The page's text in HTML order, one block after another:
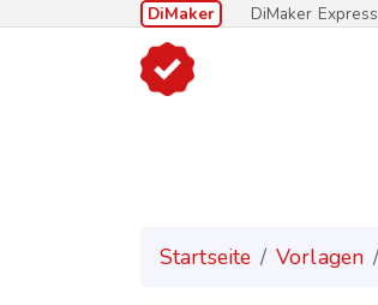
DiMaker DiMaker Express
Startseite Vorlagen